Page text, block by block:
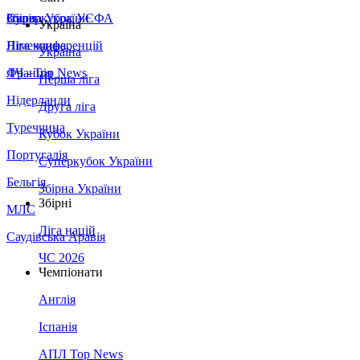
Збірна України
Італія
Німеччина
Франція
Нідерланди
Туреччина
Португалія
Бельгія
МЛС
Саудівська Аравія
Суперкубок УЄФА
Ліга конференцій
ЛЧ - Top News
Україна
Україна
Перша ліга
Друга ліга
Кубок України
Суперкубок України
Збірна України
Збірні
Ліга націй
ЧС 2026
Чемпіонати
Англія
Іспанія
АПЛ Top News